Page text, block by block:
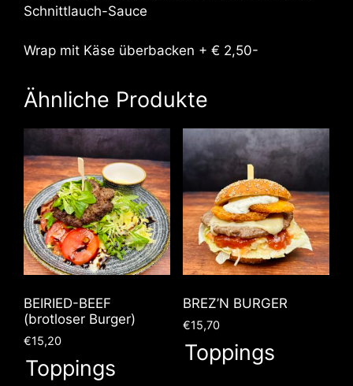
Schnittlauch-Sauce
Wrap mit Käse überbacken + € 2,50-
Ähnliche Produkte
BEIRIED-BEEF
(brotloser Burger)
€15,20
Toppings
BREZ’N BURGER
€15,70
Toppings